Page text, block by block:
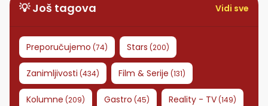
💡 Još tagova Vidi sve
Preporučujemo (74) Stars (200)
Zanimljivosti (434) Film & Serije (131)
Kolumne (209) Gastro (45) Reality - TV(149)